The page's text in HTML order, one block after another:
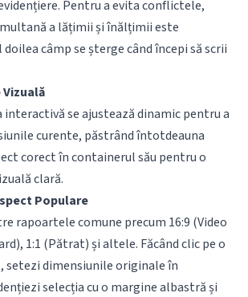
Pentru a evita conflictele,
a lățimii și înălțimii este
câmp se șterge când începi să scrii
interactivă se ajustează dinamic pentru a
curente, păstrând întotdeauna
corect în containerul său pentru o
clară.
Populare
rapoartele comune precum 16:9 (Video
1:1 (Pătrat) și altele. Făcând clic pe o
setezi dimensiunile originale în
selecția cu o margine albastră și